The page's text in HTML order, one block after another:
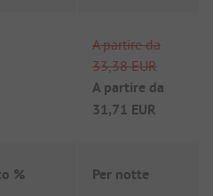
A partire da
33,38 EUR
A partire da
31,71 EUR
% Per notte